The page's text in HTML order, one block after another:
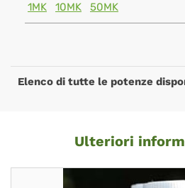
1MK
10MK 50MK
Elenco di tutte le potenze
Ulteriori